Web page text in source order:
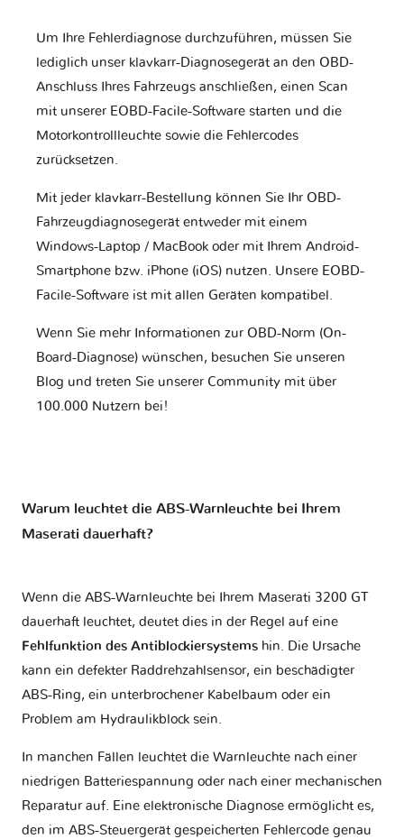
Um Ihre Fehlerdiagnose durchzuführen, müssen Sie
lediglich unser klavkarr-Diagnosegerät an den OBD-
Anschluss Ihres Fahrzeugs anschließen, einen Scan
mit unserer EOBD-Facile-Software starten und die
Motorkontrollleuchte sowie die Fehlercodes
zurücksetzen.
Mit jeder klavkarr-Bestellung können Sie Ihr OBD-
Fahrzeugdiagnosegerät entweder mit einem
Windows-Laptop / MacBook oder mit Ihrem Android-
Smartphone bzw. iPhone (iOS) nutzen. Unsere EOBD-
Facile-Software ist mit allen Geräten kompatibel.
Wenn Sie mehr Informationen zur OBD-Norm (On-
Board-Diagnose) wünschen, besuchen Sie unseren
Blog und treten Sie unserer Community mit über
100.000 Nutzern bei!
Warum leuchtet die ABS-Warnleuchte bei Ihrem
Maserati dauerhaft?
Wenn die ABS-Warnleuchte bei Ihrem Maserati 3200 GT
dauerhaft leuchtet, deutet dies in der Regel auf eine
Fehlfunktion des Antiblockiersystems hin. Die Ursache
kann ein defekter Raddrehzahlsensor, ein beschädigter
ABS-Ring, ein unterbrochener Kabelbaum oder ein
Problem am Hydraulikblock sein.
In manchen Fällen leuchtet die Warnleuchte nach einer
niedrigen Batteriespannung oder nach einer mechanischen
Reparatur auf. Eine elektronische Diagnose ermöglicht es,
den im ABS-Steuergerät gespeicherten Fehlercode genau